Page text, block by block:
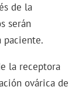
de la
serán
paciente.
la receptora
ovárica de